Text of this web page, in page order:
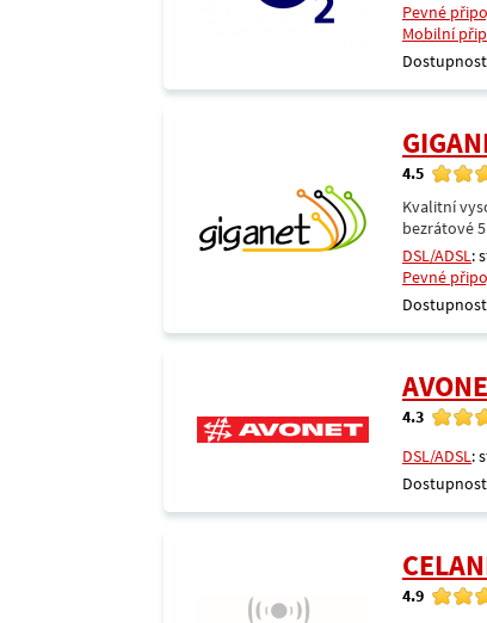
Pevné
Mobilní
4.5
Kvalitní
bezrátové
DSL/ADSL:
Pevné
4.3
DSL/ADSL:
4.9